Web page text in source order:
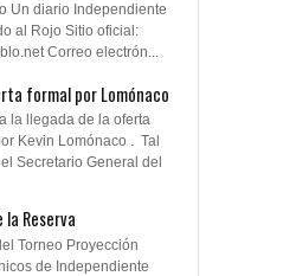
Un diario Independiente
al Rojo Sitio oficial:
Correo electrón...
formal por Lomónaco
la llegada de la oferta
Kevin Lomónaco . Tal
Secretario General del
Reserva
Torneo Proyección
de Independiente